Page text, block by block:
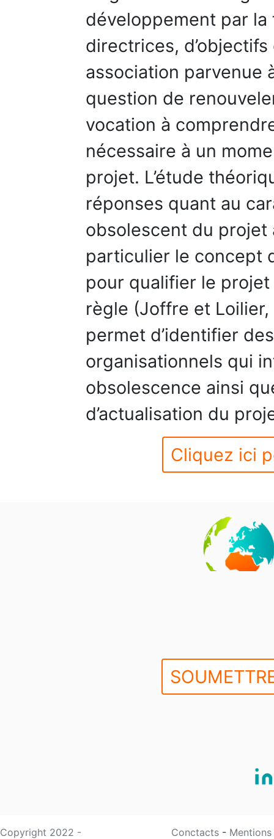
développement par
directrices,
association parvenue
question de
vocation à
nécessaire à un
projet. L’étude
réponses quant au
obsolescent du projet
particulier le concept
pour qualifier le
règle (Joffre et Loilier,
permet d’identifier
organisationnels qui
obsolescence ainsi
d’actualisation du
Cliquez ici
Copyright 2022 -
Conctacts -